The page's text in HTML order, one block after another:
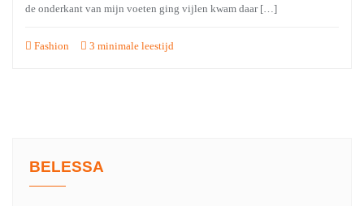
de onderkant van mijn voeten ging vijlen kwam daar […]
Fashion 3 minimale leestijd
BELESSA